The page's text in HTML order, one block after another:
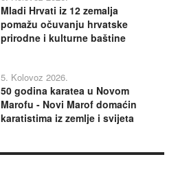
Mladi Hrvati iz 12 zemalja
pomažu očuvanju hrvatske
prirodne i kulturne baštine
5. Kolovoz 2026.
50 godina karatea u Novom
Marofu - Novi Marof domaćin
karatistima iz zemlje i svijeta